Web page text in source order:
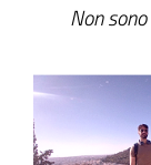
Non